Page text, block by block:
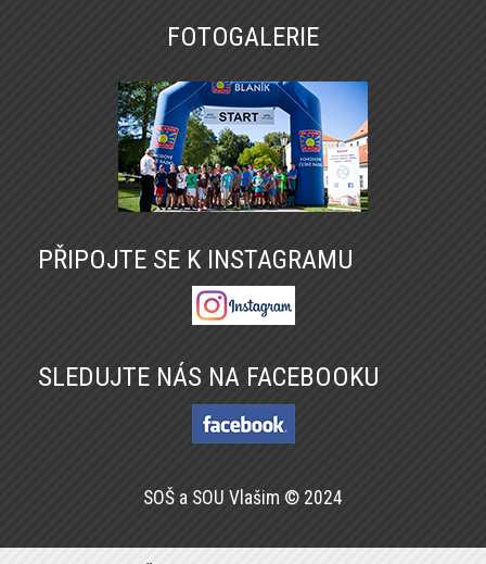
FOTOGALERIE
PŘIPOJTE SE K INSTAGRAMU
SLEDUJTE NÁS NA FACEBOOKU
SOŠ a SOU Vlašim © 2024